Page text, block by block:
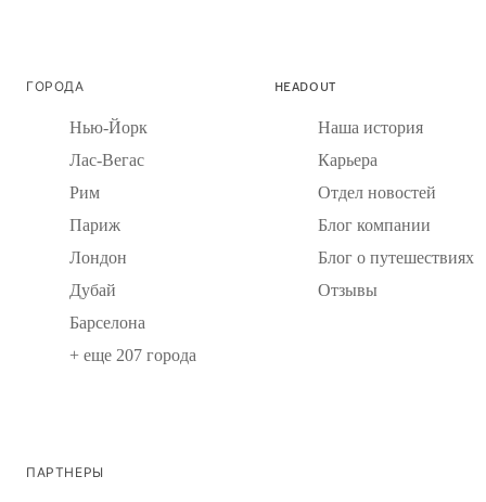
ГОРОДА
Нью-Йорк
Лас-Вегас
Рим
Париж
Лондон
Дубай
Барселона
+ еще 207 города
HEADOUT
Наша история
Карьера
Отдел новостей
Блог компании
Блог о путешествиях
Отзывы
ПАРТНЕРЫ